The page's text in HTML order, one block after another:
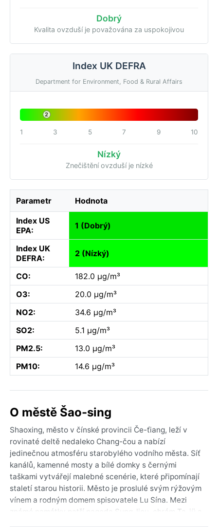
Dobrý
Kvalita ovzduší je považována za uspokojivou
Index UK DEFRA
Department for Environment, Food & Rural Affairs
2
1 3 5 7 9 10
Nízký
Znečištění ovzduší je nízké
Parametr Hodnota
Index US
EPA:
1 (Dobrý)
Index UK
DEFRA:
2 (Nízký)
CO:
182.0 µg/m³
O3:
20.0 µg/m³
NO2:
34.6 µg/m³
SO2:
5.1 µg/m³
PM2.5:
13.0 µg/m³
PM10:
14.6 µg/m³
O městě Šao-sing
Shaoxing, město v čínské provincii Če-ťiang, leží v
rovinaté deltě nedaleko Chang-čou a nabízí
jedinečnou atmosféru starobylého vodního města. Síť
kanálů, kamenné mosty a bílé domky s černými
taškami vytvářejí malebné scenérie, které připomínají
staletí starou historii. Město je proslulé svým rýžovým
vínem a rodným domem spisovatele Lu Sína. Mezi
známé památky patří pagoda Sung-liou, chrám Ta-jü a